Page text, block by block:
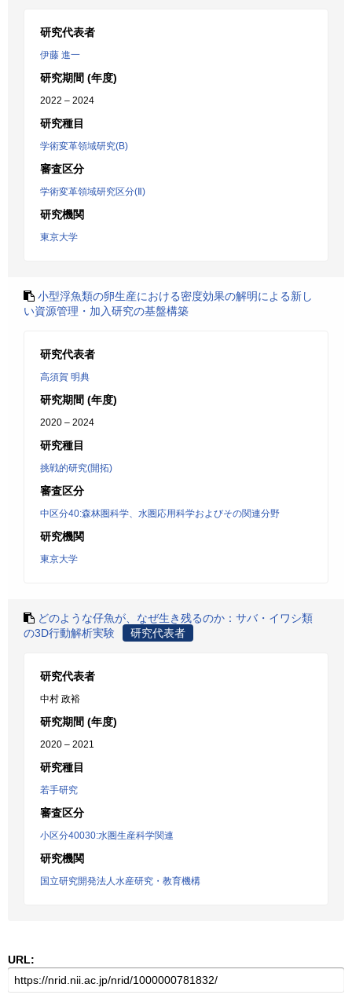
研究代表者
伊藤 進一
研究期間 (年度)
2022 – 2024
研究種目
学術変革領域研究(B)
審査区分
学術変革領域研究区分(Ⅱ)
研究機関
東京大学
小型浮魚類の卵生産における密度効果の解明による新し
い資源管理・加入研究の基盤構築
研究代表者
高須賀 明典
研究期間 (年度)
2020 – 2024
研究種目
挑戦的研究(開拓)
審査区分
中区分40:森林圏科学、水圏応用科学およびその関連分野
研究機関
東京大学
どのような仔魚が、なぜ生き残るのか：サバ・イワシ類
の3D行動解析実験
研究代表者
研究代表者
中村 政裕
研究期間 (年度)
2020 – 2021
研究種目
若手研究
審査区分
小区分40030:水圏生産科学関連
研究機関
国立研究開発法人水産研究・教育機構
URL: